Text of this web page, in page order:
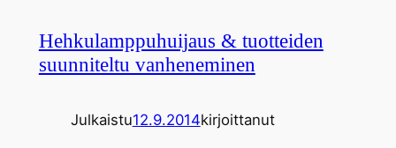
Hehkulamppuhuijaus & tuotteiden
suunniteltu vanheneminen
Julkaistu12.9.2014kirjoittanut